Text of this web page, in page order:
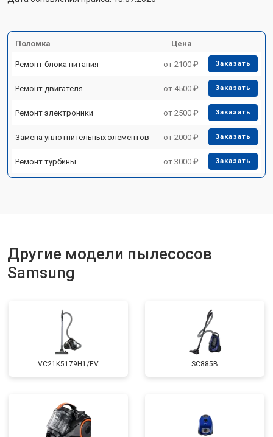
Поломка Цена
Ремонт блока питания от 2100 ₽ Заказать
Ремонт двигателя от 4500 ₽ Заказать
Ремонт электроники от 2500 ₽ Заказать
Замена уплотнительных элементов от 2000 ₽ Заказать
Ремонт турбины от 3000 ₽ Заказать
Другие модели пылесосов
Samsung
VC21K5179H1/EV SC885B